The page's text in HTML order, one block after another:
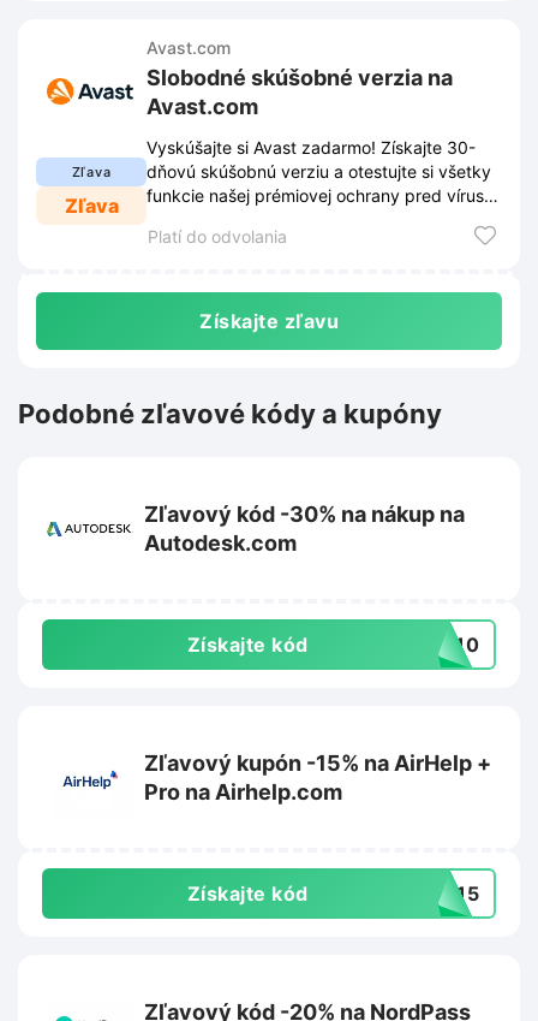
Zľava
Zľava
Avast.com
Slobodné skúšobné verzia na
Avast.com
Vyskúšajte si Avast zadarmo! Získajte 30-
dňovú skúšobnú verziu a otestujte si všetky
funkcie našej prémiovej ochrany pred vírusmi
Platí do odvolania
Získajte zľavu
Podobné zľavové kódy a kupóny
Zľavový kód -30% na nákup na
Autodesk.com
Získajte kód VE10
Zľavový kupón -15% na AirHelp +
Pro na Airhelp.com
Získajte kód ZY15
Zľavový kód -20% na NordPass